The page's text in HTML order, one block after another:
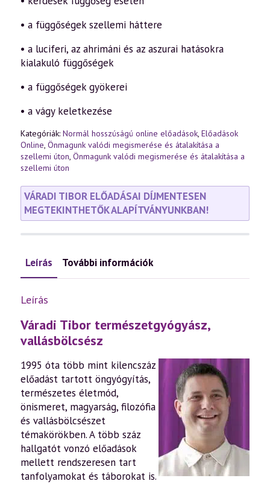
• a függőségek szellemi háttere
• a luciferi, az ahrimáni és az aszurai hatásokra
kialakuló függőségek
• a függőségek gyökerei
• a vágy keletkezése
Kategóriák: Normál hosszúságú online előadások, Előadások
Online, Önmagunk valódi megismerése és átalakítása a
szellemi úton, Önmagunk valódi megismerése és átalakítása a
szellemi úton
VÁRADI TIBOR ELŐADÁSAI DÍJMENTESEN
MEGTEKINTHETŐK ALAPÍTVÁNYUNKBAN!
Leírás További információk
Leírás
Váradi Tibor természetgyógyász,
vallásbölcsész
1995 óta több mint kilencszáz
előadást tartott öngyógyítás,
természetes életmód,
önismeret, magyarság, filozófia
és vallásbölcsészet
témakörökben. A több száz
hallgatót vonzó előadások
mellett rendszeresen tart
tanfolyamokat és táborokat is.